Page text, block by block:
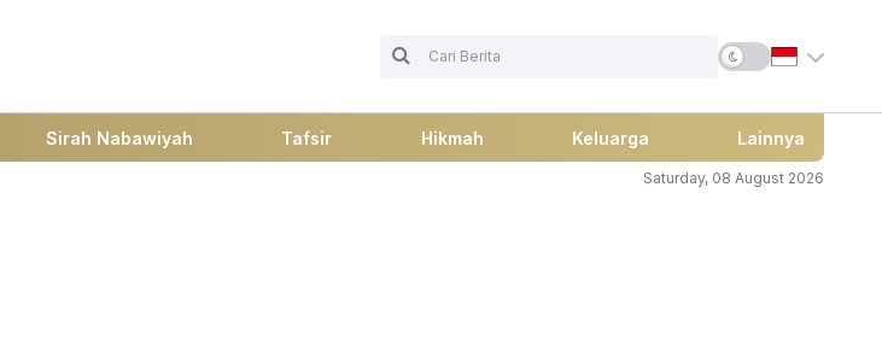
Sirah Nabawiyah Tafsir Hikmah Keluarga Lainnya
Saturday, 08 August 2026